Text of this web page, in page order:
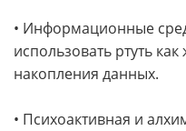
• Информационные
использовать ртуть
накопления данных.
• Психоактивная и